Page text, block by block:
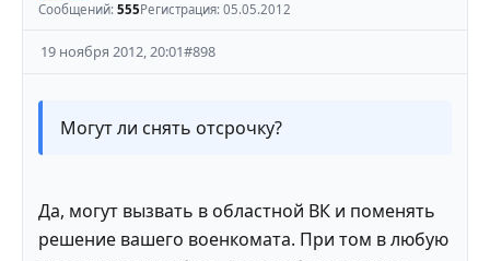
Сообщений: 555Регистрация: 05.05.2012
19 ноября 2012, 20:01#898
Могут ли снять отсрочку?
Да, могут вызвать в областной ВК и поменять
решение вашего военкомата. При том в любую